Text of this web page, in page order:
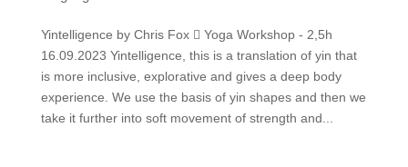
Yintelligence by Chris Fox  Yoga Workshop - 2,5h
16.09.2023 Yintelligence, this is a translation of yin that
is more inclusive, explorative and gives a deep body
experience. We use the basis of yin shapes and then we
take it further into soft movement of strength and...